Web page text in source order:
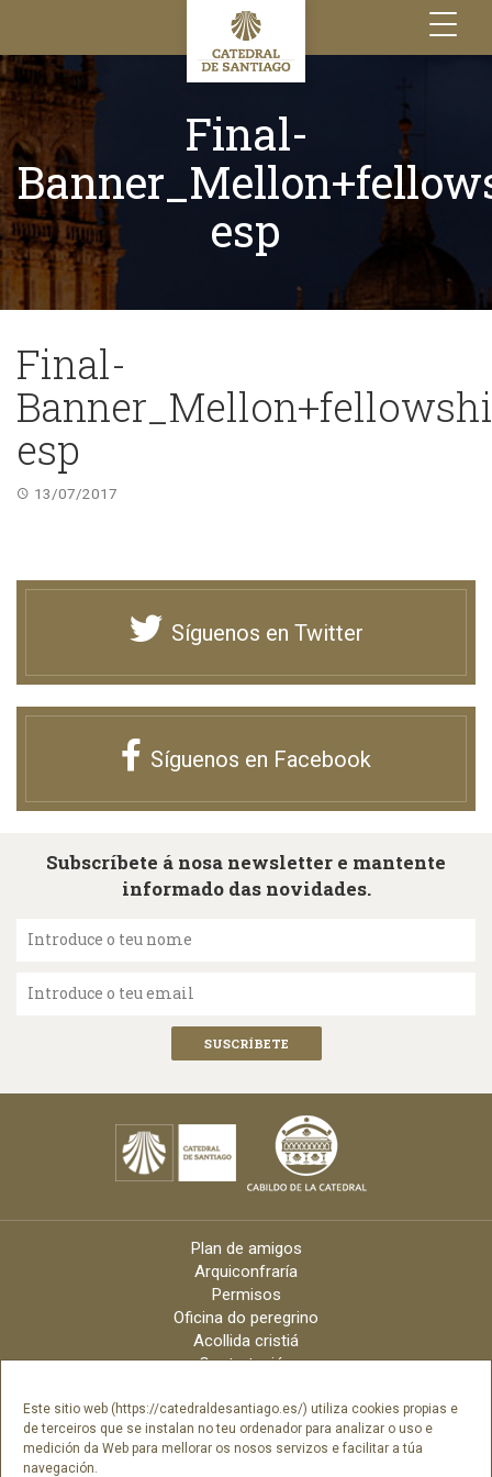
Este sitio web (https://catedraldesantiago.es/) utiliza cookies propias e
de terceiros que se instalan no teu ordenador para analizar o uso e
medición da Web para mellorar os nosos servizos e facilitar a túa
navegación.
Toggle
navigation
Final-
esp
Final-
esp
13/07/2017
Síguenos en Twitter
Síguenos en Facebook
Subscríbete á nosa newsletter e mantente
informado das novidades.
Introduce o teu nome
Introduce o teu email
Plan de amigos
Arquiconfraría
Permisos
Oficina do peregrino
Acollida cristiá
Contratación
Arquidiócese
Créditos
Catálogo Dixital